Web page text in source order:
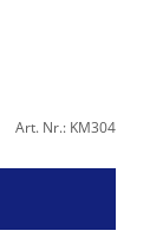
Art. Nr.: KM304